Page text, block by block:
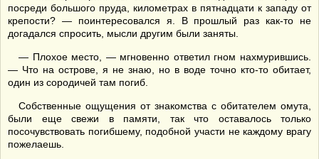
посреди большого пруда, километрах в пятнадцати к западу от
крепости? — поинтересовался я. В прошлый раз как-то не
догадался спросить, мысли другим были заняты.
— Плохое место, — мгновенно ответил гном нахмурившись.
— Что на острове, я не знаю, но в воде точно кто-то обитает,
один из сородичей там погиб.
Собственные ощущения от знакомства с обитателем омута,
были еще свежи в памяти, так что оставалось только
посочувствовать погибшему, подобной участи не каждому врагу
пожелаешь.